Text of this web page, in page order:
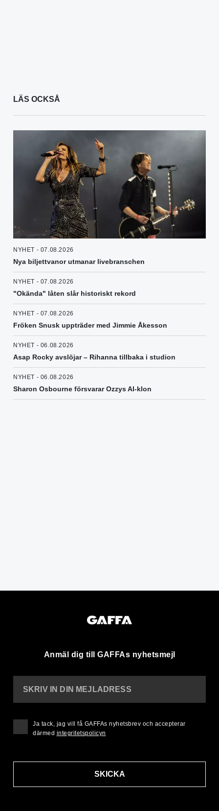
LÄS OCKSÅ
NYHET - 07.08.2026
Nya biljettvanor utmanar livebranschen
NYHET - 07.08.2026
"Okända" låten slår historiskt rekord
NYHET - 07.08.2026
Fröken Snusk uppträder med Jimmie Åkesson
NYHET - 06.08.2026
Asap Rocky avslöjar – Rihanna tillbaka i studion
NYHET - 06.08.2026
Sharon Osbourne försvarar Ozzys AI-klon
Anmäl dig till GAFFAs nyhetsmejl
SKRIV IN DIN MEJLADRESS
SKICKA
Ja tack, jag vill få GAFFAs nyhetsbrev och accepterar
därmed integritetspolicyn